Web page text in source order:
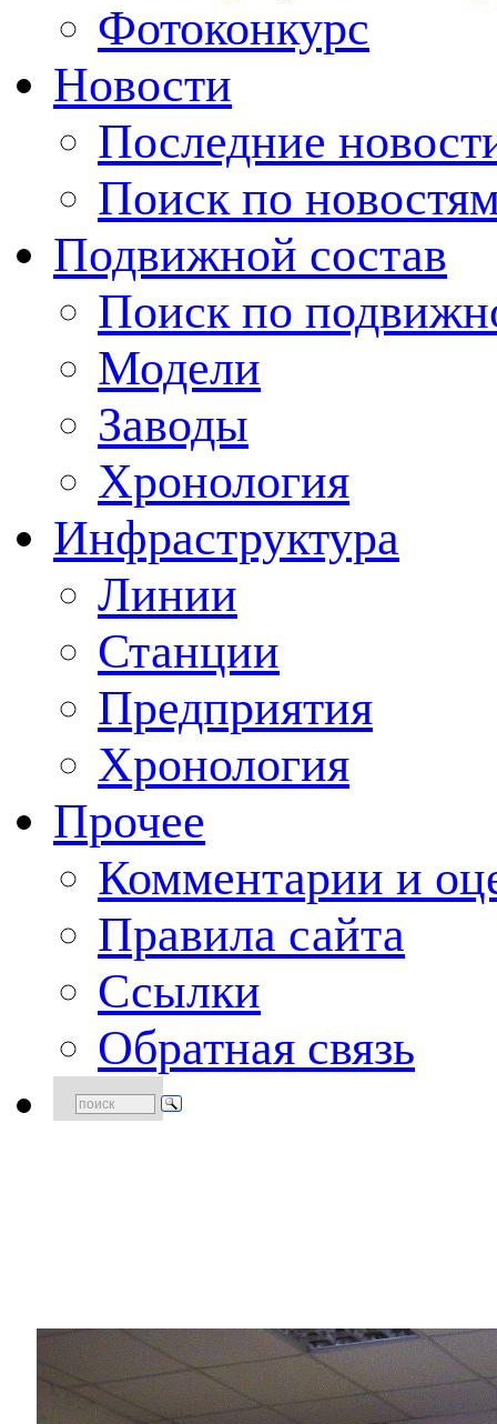
Фотоконкурс
Новости
Последние
Поиск по
Подвижной состав
Поиск по
Модели
Заводы
Хронология
Инфраструктура
Линии
Станции
Предприятия
Хронология
Прочее
Комментарии и
Правила сайта
Ссылки
Обратная связь